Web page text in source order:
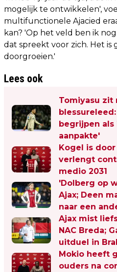
mogelijk te ontwikkelen',
multifunctionele Ajacied
kan? 'Op het veld ben ik
dat spreekt voor zich. Het
doorgroeien.'
Lees ook
Tomiyasu zit
begrijpen
aanpakte'
Kogel is
verlengt
medio 2031
'Dolberg op
Ajax; Deen
naar een
Ajax mist
NAC Breda;
uitduel in
Mokio heeft
ouders na